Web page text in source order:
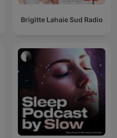
Brigitte Lahaie Sud Radio